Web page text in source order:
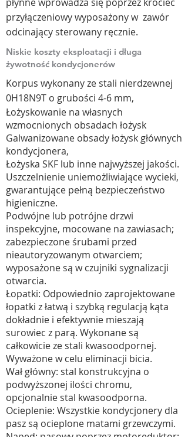
przyłączeniowy wyposażony w zawór
odcinający sterowany ręcznie.​
Niskie koszty eksploatacji i długa
żywotność kondycjonerów
Korpus wykonany ze stali nierdzewnej
0H18N9T o grubości 4-6 mm,
Łożyskowanie na własnych
wzmocnionych obsadach łożysk
Galwanizowane obsady łożysk głównych
kondycjonera,
Łożyska SKF lub inne najwyższej jakości.
Uszczelnienie uniemożliwiające wycieki,
gwarantujące pełną bezpieczeństwo
higieniczne.
Podwójne lub potrójne drzwi
inspekcyjne, mocowane na zawiasach;
zabezpieczone śrubami przed
nieautoryzowanym otwarciem;
wyposażone są w czujniki sygnalizacji
otwarcia.
Łopatki: Odpowiednio zaprojektowane
łopatki z łatwą i szybką regulacją kąta
dokładnie i efektywnie mieszają
surowiec z parą. Wykonane są
całkowicie ze stali kwasoodpornej.
Wyważone w celu eliminacji bicia.
Wał główny: stal konstrukcyjna o
podwyższonej ilości chromu,
opcjonalnie stal kwasoodporna.
Ocieplenie: Wszystkie kondycjonery dla
pasz są ocieplone matami grzewczymi.